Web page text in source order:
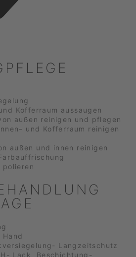
Kofferraum aussaugen
außen reinigen und pflegen
und Kofferraum reinigen
außen und innen reinigen
polieren
Langzeitschutz
Lack Beschichtung-